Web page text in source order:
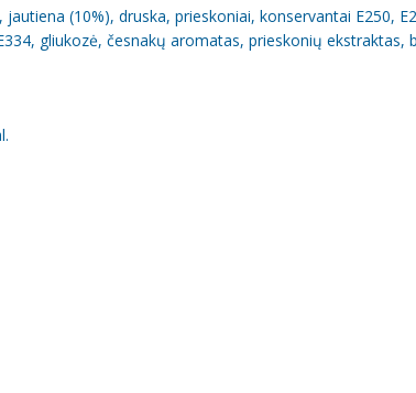
jautiena (10%), druska, prieskoniai, konservantai E250,
gliukozė, česnakų aromatas, prieskonių ekstraktas,